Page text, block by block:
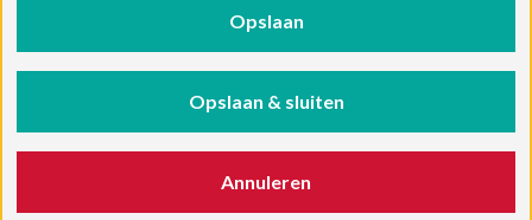
Opslaan
Opslaan & sluiten
Annuleren